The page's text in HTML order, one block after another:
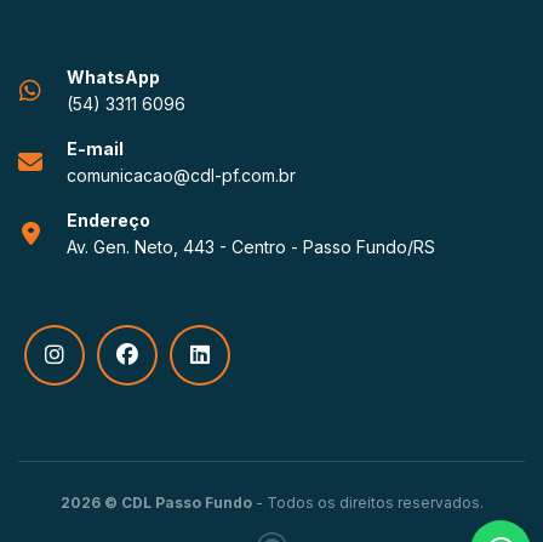
WhatsApp
(54) 3311 6096
E-mail
comunicacao@cdl-pf.com.br
Endereço
Av. Gen. Neto, 443 - Centro - Passo Fundo/RS
2026 © CDL Passo Fundo- Todos os direitos reservados.